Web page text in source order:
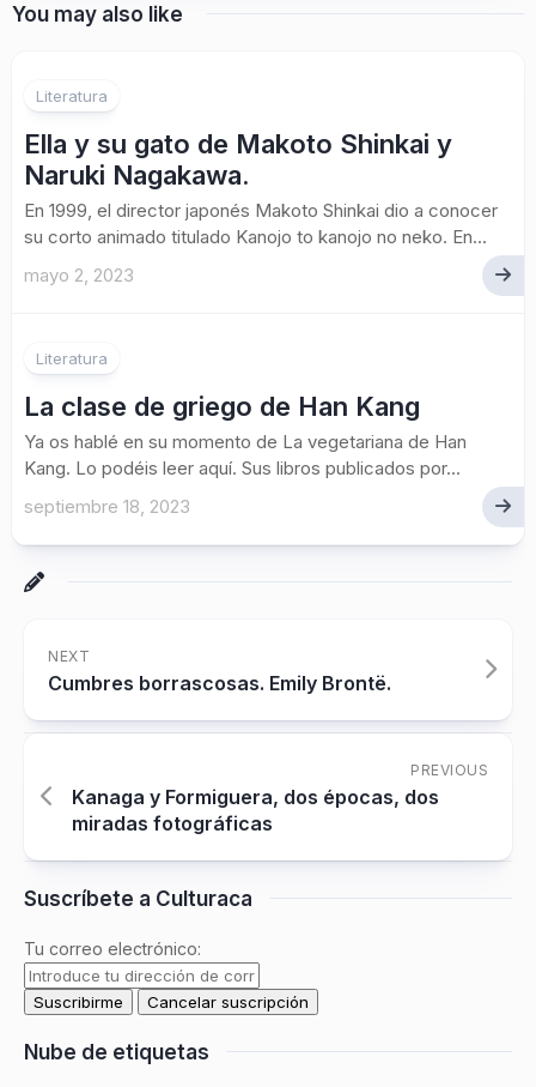
You may also like
Literatura
Ella y su gato de Makoto Shinkai y
Naruki Nagakawa.
En 1999, el director japonés Makoto Shinkai dio a conocer
su corto animado titulado Kanojo to kanojo no neko. En...
mayo 2, 2023
Literatura
La clase de griego de Han Kang
Ya os hablé en su momento de La vegetariana de Han
Kang. Lo podéis leer aquí. Sus libros publicados por...
septiembre 18, 2023
NEXT
Cumbres borrascosas. Emily Brontë.
PREVIOUS
Kanaga y Formiguera, dos épocas, dos
miradas fotográficas
Suscríbete a Culturaca
Tu correo electrónico:
Nube de etiquetas